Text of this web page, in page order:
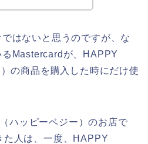
はないと思うのですが、な
Mastercardが、HAPPY
の商品を購入した時にだけ使
ハッピーベジー）のお店で
た人は、一度、HAPPY